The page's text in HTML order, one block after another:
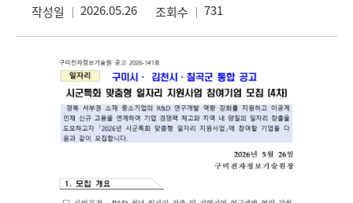
작성일 2026.05.26 조회수 731